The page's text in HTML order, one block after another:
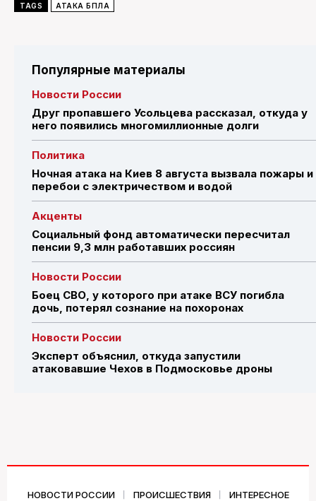
TAGS АТАКА БПЛА
Популярные материалы
Новости России
Друг пропавшего Усольцева рассказал, откуда у
него появились многомиллионные долги
Политика
Ночная атака на Киев 8 августа вызвала пожары и
перебои с электричеством и водой
Акценты
Социальный фонд автоматически пересчитал
пенсии 9,3 млн работавших россиян
Новости России
Боец СВО, у которого при атаке ВСУ погибла
дочь, потерял сознание на похоронах
Новости России
Эксперт объяснил, откуда запустили
атаковавшие Чехов в Подмосковье дроны
НОВОСТИ РОССИИ ПРОИСШЕСТВИЯ
ИНТЕРЕСНОЕ